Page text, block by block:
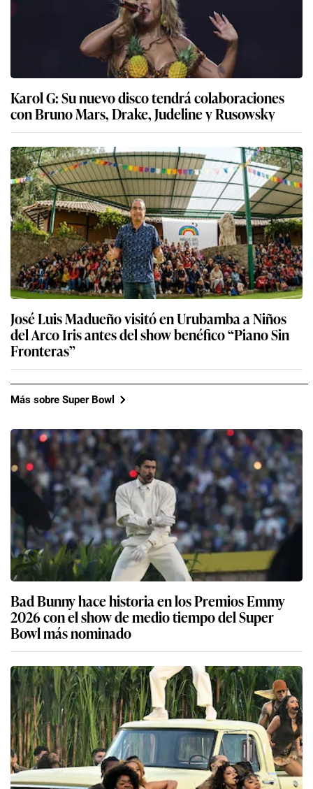
Karol G: Su nuevo disco tendrá colaboraciones
con Bruno Mars, Drake, Judeline y Rusowsky
José Luis Madueño visitó en Urubamba a Niños
del Arco Iris antes del show benéfico “Piano Sin
Fronteras”
Más sobre Super Bowl
Bad Bunny hace historia en los Premios Emmy
2026 con el show de medio tiempo del Super
Bowl más nominado